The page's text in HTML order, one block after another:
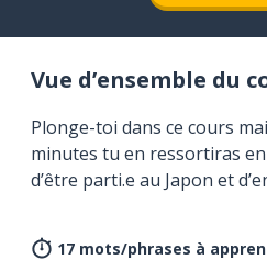
Vue d’ensemble du
Plonge-toi dans ce cours
minutes tu en ressortiras
d’être parti.e au Japon et
17 mots/phrases à